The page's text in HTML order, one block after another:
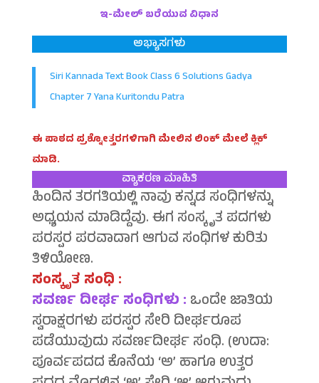
ಇ-ಮೇಲ್ ಬರೆಯುವ ವಿಧಾನ
ಅಭ್ಯಾಸಗಳು
Siri Kannada Text Book Class 6 Solutions Gadya
Chapter 7 Yana Kuritondu Patra
ಈ ಪಾಠದ ಪ್ರಶ್ನೋತ್ತರಗಳಿಗಾಗಿ ಮೇಲಿನ ಲಿಂಕ್ ಮೇಲೆ ಕ್ಲಿಕ್
ಮಾಡಿ.
ವ್ಯಾಕರಣ ಮಾಹಿತಿ
ಹಿಂದಿನ ತರಗತಿಯಲ್ಲಿ ನಾವು ಕನ್ನಡ ಸಂಧಿಗಳನ್ನು
ಅಧ್ಯಯನ ಮಾಡಿದ್ದೆವು. ಈಗ ಸಂಸ್ಕೃತ ಪದಗಳು
ಪರಸ್ಪರ ಪರವಾದಾಗ ಆಗುವ ಸಂಧಿಗಳ ಕುರಿತು
ತಿಳಿಯೋಣ.
ಸಂಸ್ಕೃತ ಸಂಧಿ :
ಸವರ್ಣ ದೀರ್ಘ ಸಂಧಿಗಳು : ಒಂದೇ ಜಾತಿಯ
ಸ್ವರಾಕ್ಷರಗಳು ಪರಸ್ಪರ ಸೇರಿ ದೀರ್ಘರೂಪ
ಪಡೆಯುವುದು ಸವರ್ಣದೀರ್ಘ ಸಂಧಿ. (ಉದಾ:
ಪೂರ್ವಪದದ ಕೊನೆಯ ‘ಅ’ ಹಾಗೂ ಉತ್ತರ